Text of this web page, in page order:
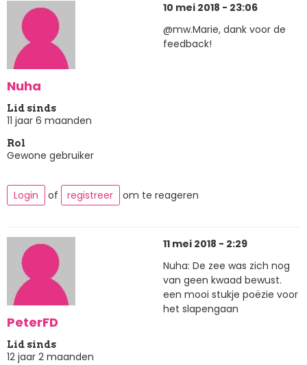
Nuha
Lid sinds
11 jaar 6 maanden
Rol
Gewone gebruiker
10 mei 2018 - 23:06
@mw.Marie, dank voor de
feedback!
Login of registreer om te reageren
PeterFD
Lid sinds
12 jaar 2 maanden
11 mei 2018 - 2:29
Nuha: De zee was zich nog
van geen kwaad bewust.
een mooi stukje poëzie voor
het slapengaan